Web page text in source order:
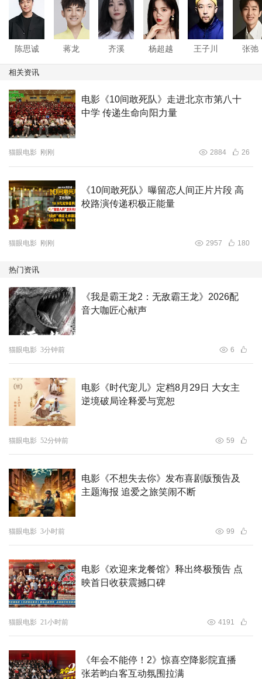
“大杀四方”之时，“10间”大家庭全员化身忠实粉丝，在旁无
条件支持、全力应援，氛围真挚又热烈，大家骨子里敢活、
爽活的人生态度，也引得片场全体自发鼓掌喝彩。
陈思诚 蒋龙 齐溪 杨超越 王子川 张弛
相关资讯
电影《10间敢死队》走进北京市第八十
中学 传递生命向阳力量
猫眼电影 刚刚 2884 26
《10间敢死队》曝留恋人间正片片段 高
校路演传递积极正能量
猫眼电影 刚刚 2957 180
热门资讯
《我是霸王龙2：无敌霸王龙》2026配
音大咖匠心献声
猫眼电影 3分钟前 6
电影《时代宠儿》定档8月29日 大女主
逆境破局诠释爱与宽恕
猫眼电影 52分钟前 59
电影《不想失去你》发布喜剧版预告及
主题海报 追爱之旅笑闹不断
猫眼电影 3小时前 99
电影《欢迎来龙餐馆》释出终极预告 点
映首日收获震撼口碑
猫眼电影 21小时前 4191
《年会不能停！2》惊喜空降影院直播
张若昀白客互动氛围拉满